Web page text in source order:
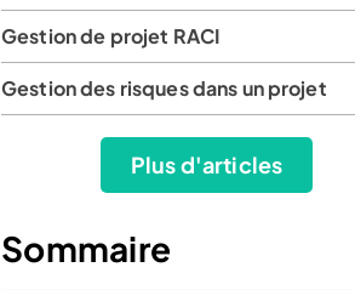
Gestion de projet RACI
Gestion des risques dans un projet
Plus d'articles
Sommaire